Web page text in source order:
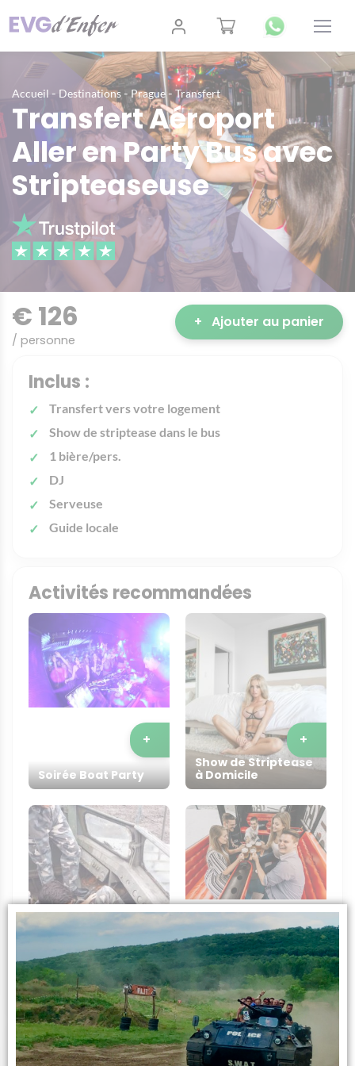
Accueil - Destinations- Prague-Transfert
Transfert Aéroport
Aller en Party Bus avec
Stripteaseuse
€ 126
/ personne
+ Ajouter au panier
Inclus :
Transfert vers votre logement
Show de striptease dans le bus
1 bière/pers.
DJ
Serveuse
Guide locale
Activités recommandées
Soirée Boat Party
+
Show de Striptease
à Domicile
+
Conduite de Char
d'Assaut
+
Beer Bus
+
Infos sur l’activité